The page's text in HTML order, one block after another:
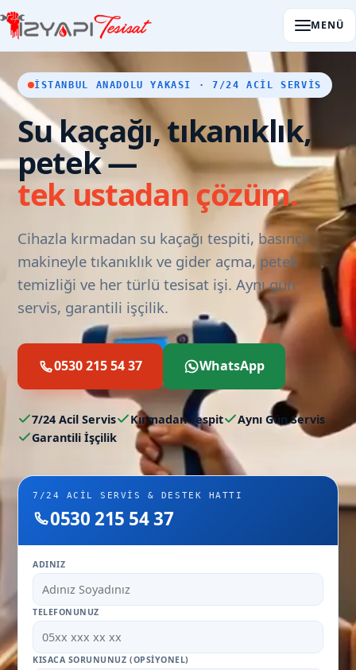
MENÜ
İSTANBUL ANADOLU YAKASI · 7/24 ACIL SERVIS
Su kaçağı, tıkanıklık,
petek —
tek ustadan çözüm.
Cihazla kırmadan su kaçağı tespiti, basınçlı
makineyle tıkanıklık ve gider açma, petek
temizliği ve her türlü tesisat işi. Aynı gün
servis, garantili işçilik.
0530 215 54 37 WhatsApp
7/24 Acil Servis Kırmadan Tespit
Aynı Gün Servis
Garantili İşçilik
7/24 ACIL SERVIS & DESTEK HATTI
0530 215 54 37
ADINIZ
TELEFONUNUZ
KISACA SORUNUNUZ (OPSIYONEL)